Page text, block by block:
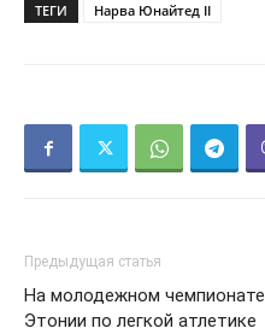
ТЕГИ Нарва Юнайтед II
Предыдущая статья
На молодежном чемпионате
Этонии по легкой атлетике